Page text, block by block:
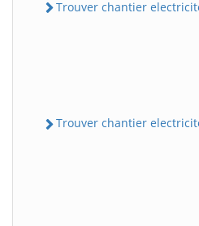
Trouver chantier
Trouver chantier